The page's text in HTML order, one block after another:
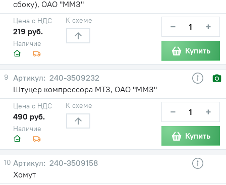
сбоку), ОАО "ММЗ"
Наличие
Цена с НДС
219 руб.
К схеме − +
Купить
9
240-3509232
Штуцер компрессора МТЗ, ОАО "ММЗ"
Наличие
Цена с НДС
490 руб.
К схеме − +
Купить
10
240-3509158
Хомут